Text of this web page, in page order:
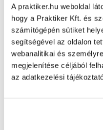
A praktiker.hu weboldal
hogy a Praktiker Kft. és
számítógépén sütiket
segítségével az oldalon
webanalitikai és
megjelenítése céljából
az adatkezelési
Oldal